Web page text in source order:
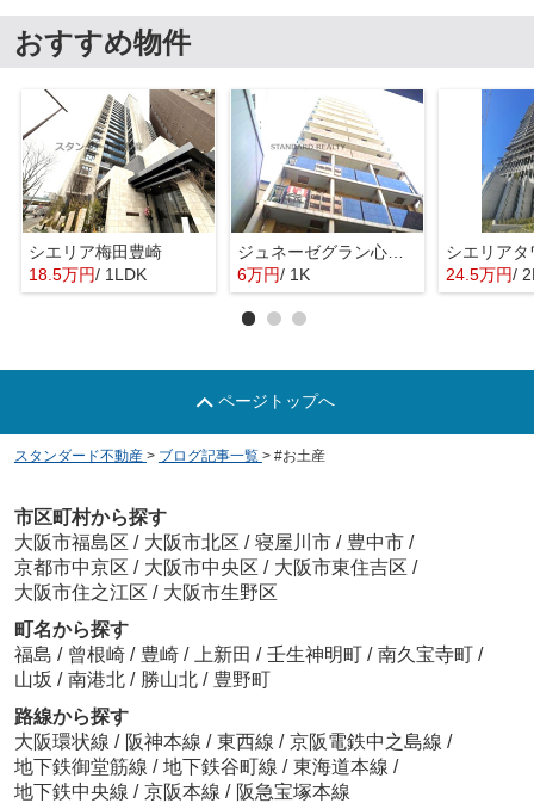
おすすめ物件
シエリア梅田豊崎
18.5万円/ 1LDK
ジュネーゼグラン心斎橋東
6万円/ 1K 24.5万円/
ページトップへ
スタンダード不動産 > ブログ記事一覧 > #お土産
市区町村から探す
大阪市福島区 / 大阪市北区 / 寝屋川市 / 豊中市 /
京都市中京区 / 大阪市中央区 / 大阪市東住吉区 /
大阪市住之江区 / 大阪市生野区
町名から探す
福島 / 曾根崎 / 豊崎 / 上新田 / 壬生神明町 / 南久宝寺町 /
山坂 / 南港北 / 勝山北 / 豊野町
路線から探す
大阪環状線 / 阪神本線 / 東西線 / 京阪電鉄中之島線 /
地下鉄御堂筋線 / 地下鉄谷町線 / 東海道本線 /
地下鉄中央線 / 京阪本線 / 阪急宝塚本線